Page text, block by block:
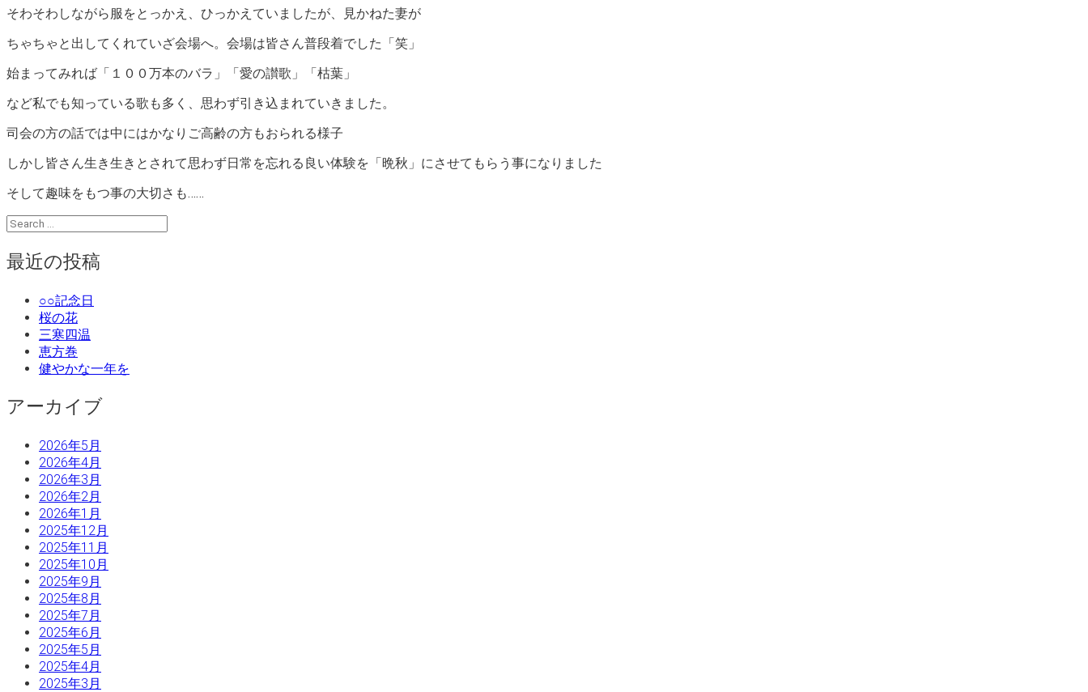
そわそわしながら服をとっかえ、ひっかえていましたが、見かねた妻が
ちゃちゃと出してくれていざ会場へ。会場は皆さん普段着でした「笑」
始まってみれば「１００万本のバラ」「愛の讃歌」「枯葉」
など私でも知っている歌も多く、思わず引き込まれていきました。
司会の方の話では中にはかなりご高齢の方もおられる様子
しかし皆さん生き生きとされて思わず日常を忘れる良い体験を「晩秋」にさせてもらう事になりました
そして趣味をもつ事の大切さも……
最近の投稿
○○記念日
桜の花
三寒四温
恵方巻
健やかな一年を
アーカイブ
2026年5月
2026年4月
2026年3月
2026年2月
2026年1月
2025年12月
2025年11月
2025年10月
2025年9月
2025年8月
2025年7月
2025年6月
2025年5月
2025年4月
2025年3月